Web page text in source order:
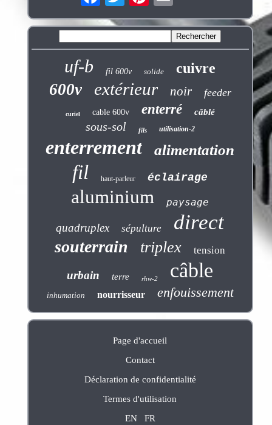
uf-b fil 600v solide cuivre
600v extérieur noir feeder
curiel cable 600v enterré câblé
sous-sol fils utilisation-2
enterrement alimentation
fil haut-parleur éclairage
aluminium paysage
quadruplex sépulture direct
souterrain triplex tension
urbain terre rhw-2 câble
inhumation nourrisseur enfouissement
Page d'accueil
Contact
Déclaration de confidentialité
Termes d'utilisation
EN
FR